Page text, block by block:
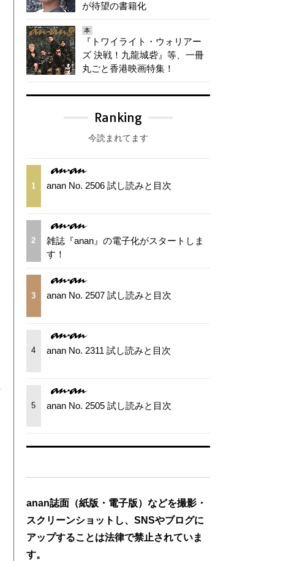
が待望の書籍化
本
『トワイライト・ウォリアー
ズ 決戦！九龍城砦』等、一冊
丸ごと香港映画特集！
Ranking
今読まれてます
1 anan No. 2506 試し読みと目次
2
雑誌『anan』の電子化がスタートしま
す！
3 anan No. 2507 試し読みと目次
4 anan No. 2311 試し読みと目次
5 anan No. 2505 試し読みと目次
anan誌面（紙版・電子版）などを撮影・
スクリーンショットし、SNSやブログに
アップすることは法律で禁止されていま
す。